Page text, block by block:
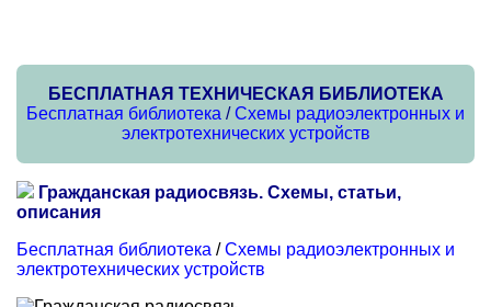
БЕСПЛАТНАЯ ТЕХНИЧЕСКАЯ БИБЛИОТЕКА
Бесплатная библиотека /Схемы радиоэлектронных и
электротехнических устройств
Гражданская радиосвязь. Схемы, статьи,
описания
Бесплатная библиотека /Схемы радиоэлектронных и
электротехнических устройств